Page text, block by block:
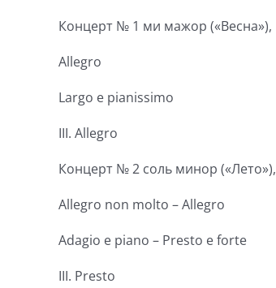
Концерт № 1 ми мажор («Весна»),
Allegro
Largo e pianissimo
III. Allegro
Концерт № 2 соль минор («Лето»),
Allegro non molto – Allegro
Adagio e piano – Presto e forte
III. Presto